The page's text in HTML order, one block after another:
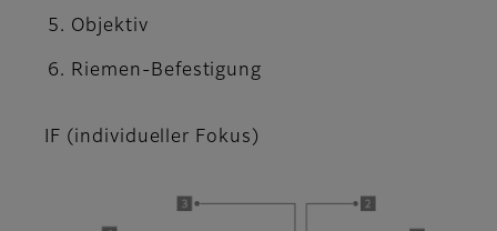
Objektiv
Riemen-Befestigung
IF (individueller Fokus)